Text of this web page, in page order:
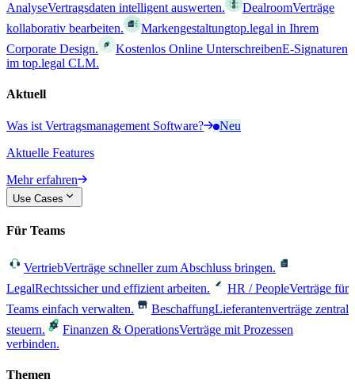
AnalyseVertragsdaten intelligent auswerten. DealroomVerträge
kollaborativ bearbeiten.
Markengestaltungtop.legal in Ihrem
Corporate Design.
Kostenlos Online UnterschreibenE-Signaturen
im top.legal CLM.
Aktuell
Was ist Vertragsmanagement Software?
Neu
Aktuelle Features
Mehr erfahren
Use Cases
Für Teams
VertriebVerträge schneller zum Abschluss bringen.
LegalRechtssicher und effizient arbeiten. HR / PeopleVerträge für
Teams einfach verwalten.
BeschaffungLieferantenverträge zentral
steuern.
Finanzen & OperationsVerträge mit Prozessen
verbinden.
Themen